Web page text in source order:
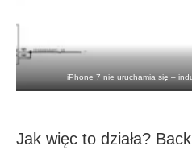
iPhone 7 nie uruchamia się –
Jak więc to działa?